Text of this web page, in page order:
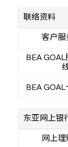
联络资料
客户服
BEA
BEA
东亚网上银
网上